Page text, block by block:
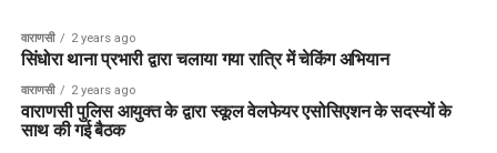
वाराणसी 2 years ago
सिंधोरा थाना प्रभारी द्वारा चलाया गया रात्रि में चेकिंग अभियान
वाराणसी 2 years ago
वाराणसी पुलिस आयुक्त के द्वारा स्कूल वेलफेयर एसोसिएशन के सदस्यों के
साथ की गई बैठक